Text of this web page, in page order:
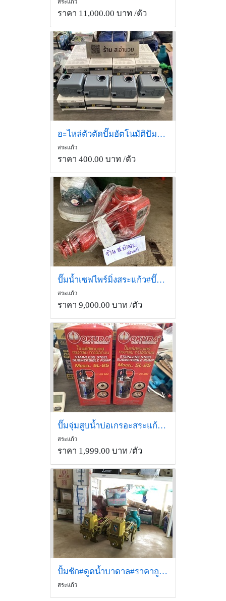
สระแก้ว
ราคา 11,000.00 บาท /ตัว
อะไหล่ตัวตัดปั๊มอัตโนมัติปัมออโต้สระแก้วเพรสเซอร์สวิทปั๊ม
สระแก้ว
ราคา 400.00 บาท /ตัว
ปั๊มน้ำเซฟไพร์มิ่งสระแก้ว#ปั๊มKatoในรถบรรทุกน้ำเทศบาลสระแก้ว
สระแก้ว
ราคา 9,000.00 บาท /ตัว
ปั๊มจุ่มสูบน้ำบ่อเกรอะสระแก้วปั๊มน้ำจุ่มลงบ่อท่อส้วมส
สระแก้ว
ราคา 1,999.00 บาท /ตัว
ปั้มชัก#ดูดน้ำบาดาล#ราคาถูกดี#ส อำนวย#สระแก้ว
สระแก้ว